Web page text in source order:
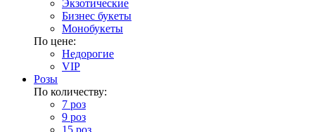
Экзотические
Бизнес букеты
Монобукеты
По цене:
Недорогие
VIP
Розы
По количеству:
7 роз
9 роз
15 роз